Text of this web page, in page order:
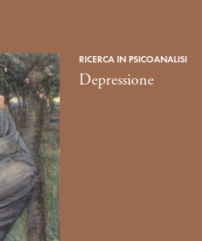
RICERCA IN PSICOANALISI
Depressione